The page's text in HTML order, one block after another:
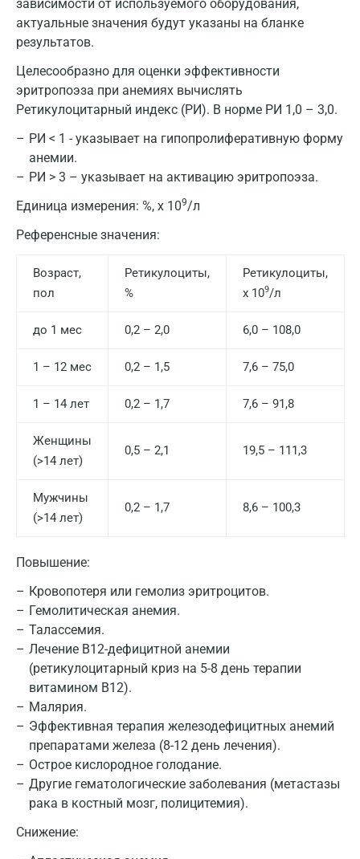
зависимости от используемого оборудования,
актуальные значения будут указаны на бланке
результатов.
Целесообразно для оценки эффективности
эритропоэза при анемиях вычислять
Ретикулоцитарный индекс (РИ). В норме РИ 1,0 – 3,0.
РИ < 1 - указывает на гипопролиферативную форму
анемии.
РИ > 3 – указывает на активацию эритропоэза.
Единица измерения: %, х 109/л
Референсные значения:
Возраст,
пол
Ретикулоциты,
%
Ретикулоциты,
х 109/л
до 1 мес 0,2 – 2,0 6,0 – 108,0
1 – 12 мес 0,2 – 1,5 7,6 – 75,0
1 – 14 лет 0,2 – 1,7 7,6 – 91,8
Женщины
(>14 лет)
0,5 – 2,1 19,5 – 111,3
Мужчины
(>14 лет)
0,2 – 1,7 8,6 – 100,3
Повышение:
Кровопотеря или гемолиз эритроцитов.
Гемолитическая анемия.
Талассемия.
Лечение В12-дефицитной анемии
(ретикулоцитарный криз на 5-8 день терапии
витамином B12).
Малярия.
Эффективная терапия железодефицитных анемий
препаратами железа (8-12 день лечения).
Острое кислородное голодание.
Другие гематологические заболевания (метастазы
рака в костный мозг, полицитемия).
Снижение:
Москва
Нижний Новгород
Казань
Астрахань
Барнаул
Видное
Владимир
Волгоград
Вологда
Воронеж
Всеволожск
Геленджик